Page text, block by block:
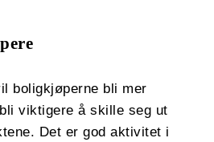
boligkjøperne bli mer
viktigere å skille seg ut
Det er god aktivitet i